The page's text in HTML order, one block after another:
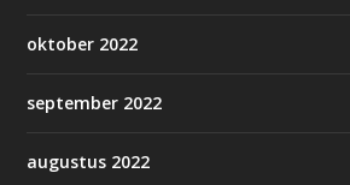
oktober 2022
september 2022
augustus 2022